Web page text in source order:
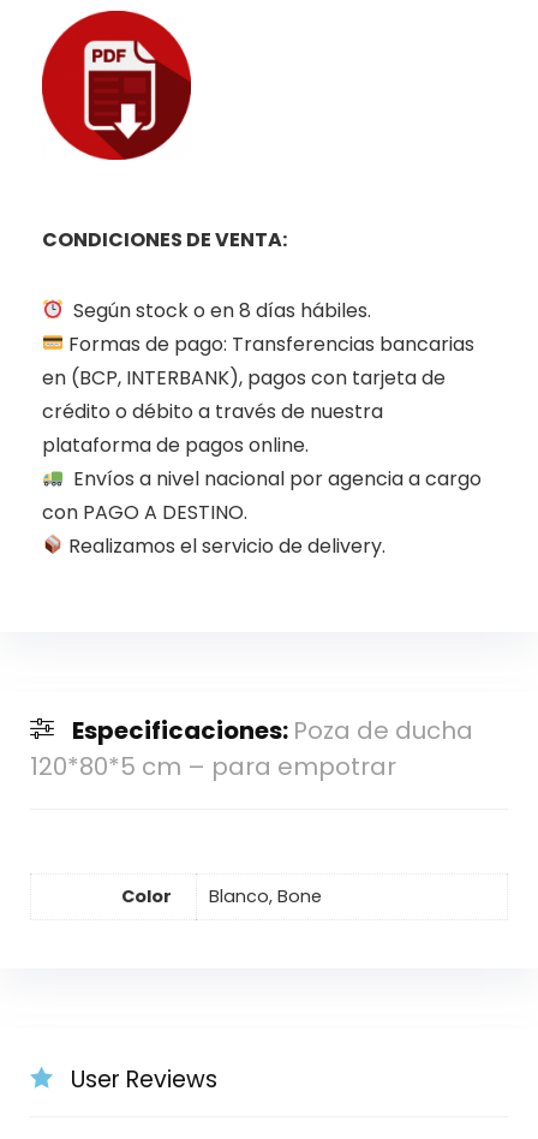
CONDICIONES DE VENTA:
Según stock o en 8 días hábiles.
Formas de pago: Transferencias bancarias
en (BCP, INTERBANK), pagos con tarjeta de
crédito o débito a través de nuestra
plataforma de pagos online.
Envíos a nivel nacional por agencia a cargo
con PAGO A DESTINO.
Realizamos el servicio de delivery.
Especificaciones: Poza de ducha
120*80*5 cm – para empotrar
Color Blanco, Bone
User Reviews